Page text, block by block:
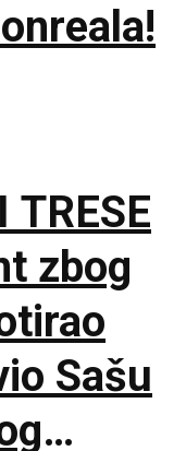
TRESE
zbog
Sašu